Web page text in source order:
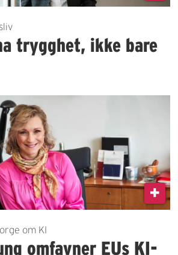
trygghet, ikke bare
om KI
omfavner EUs KI-